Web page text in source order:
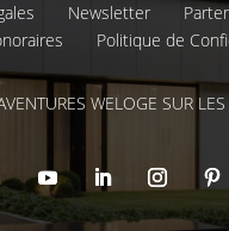
Newsletter
Politique de
WELOGE SUR